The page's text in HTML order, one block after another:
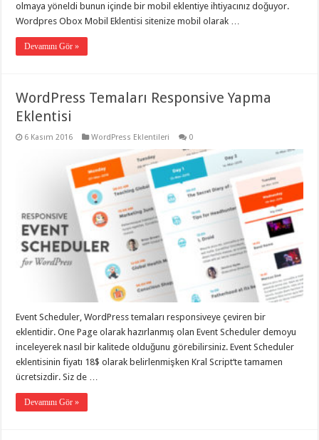
olmaya yöneldi bunun içinde bir mobil eklentiye ihtiyacınız doğuyor.
Wordpres Obox Mobil Eklentisi sitenize mobil olarak …
Devamını Gör »
WordPress Temaları Responsive Yapma
Eklentisi
6 Kasım 2016 WordPress Eklentileri 0
Event Scheduler, WordPress temaları responsiveye çeviren bir
eklentidir. One Page olarak hazırlanmış olan Event Scheduler demoyu
inceleyerek nasıl bir kalitede olduğunu görebilirsiniz. Event Scheduler
eklentisinin fiyatı 18$ olarak belirlenmişken Kral Script‘te tamamen
ücretsizdir. Siz de …
Devamını Gör »